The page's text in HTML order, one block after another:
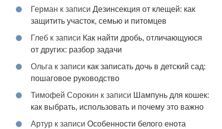
Герман к записиДезинсекция от клещей: как
защитить участок, семью и питомцев
Глеб к записи Как найти дробь, отличающуюся
от других: разбор задачи
Ольга к записи как записать дочь в детский сад:
пошаговое руководство
Тимофей Сорокин к записи Шампунь для кошек:
как выбрать, использовать и почему это важно
Артур к записиОсобенности белого енота